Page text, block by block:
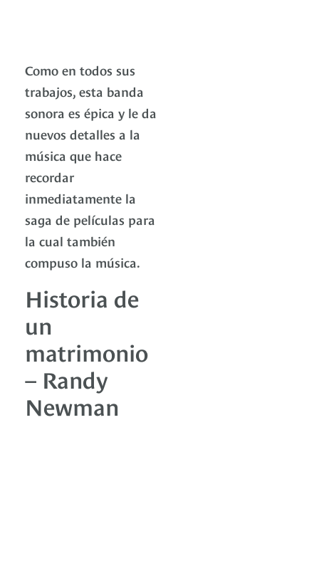
Como en todos sus
trabajos, esta banda
sonora es épica y le da
nuevos detalles a la
música que hace
recordar
inmediatamente la
saga de películas para
la cual también
compuso la música.
Historia de
un
matrimonio
– Randy
Newman